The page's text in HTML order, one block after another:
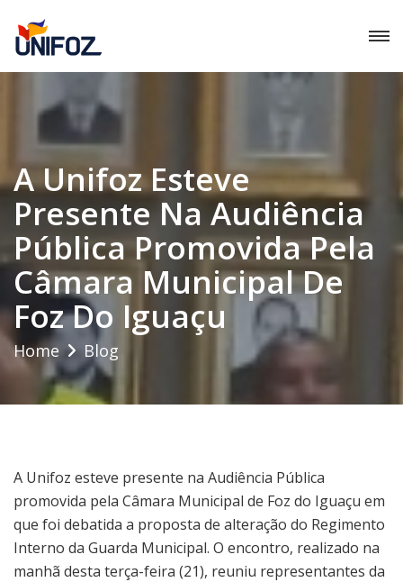
A Unifoz Esteve
Presente Na Audiência
Pública Promovida Pela
Câmara Municipal De
Foz Do Iguaçu
Home Blog
A Unifoz esteve presente na Audiência Pública
promovida pela Câmara Municipal de Foz do Iguaçu em
que foi debatida a proposta de alteração do Regimento
Interno da Guarda Municipal. O encontro, realizado na
manhã desta terça-feira (21), reuniu representantes da